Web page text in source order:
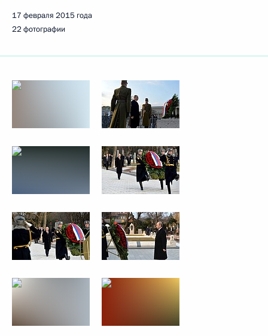
17 февраля 2015 года
22 фотографии